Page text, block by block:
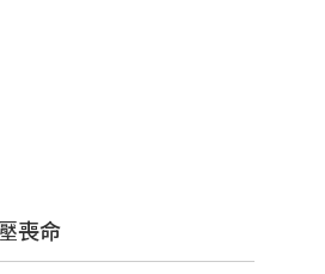
喪命